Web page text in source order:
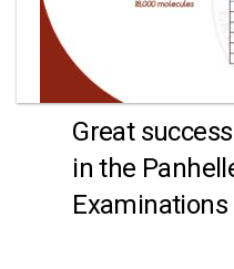
Great
in the
Examinations